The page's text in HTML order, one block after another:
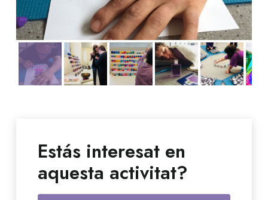
Estás interesat en
aquesta activitat?